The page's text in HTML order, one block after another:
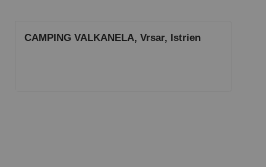
CAMPING VALKANELA, Vrsar, Istrien